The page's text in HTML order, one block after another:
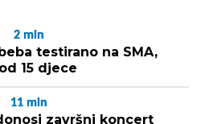
2 min
testirano na SMA,
15 djece
11 min
završni koncert